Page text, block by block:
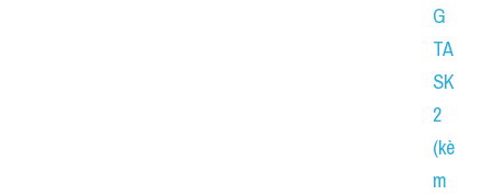
G
TA
SK
2
(kè
m